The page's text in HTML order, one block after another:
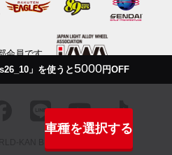
」を使うと5000円OFF
車種を選択する
会員です
KAN BEST inc.